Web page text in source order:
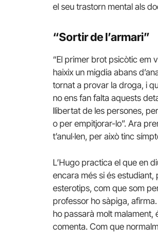
el seu trastorn mental als
“Sortir de l’armari”
“El primer brot psicòtic em
haixix un migdia abans
tornat a provar la droga, i
no ens fan falta aquests
llibertat de les persones,
o per empitjorar-lo”. Ara
t’anul·len, per això tinc
L’Hugo practica el que en
encara més si és estudiant,
esterotips, com que som
professor ho sàpiga,
ho passarà molt malament,
comenta. Com que